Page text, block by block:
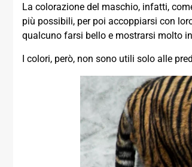
La colorazione del maschio, infatti,
più possibili, per poi accoppiarsi con
qualcuno farsi bello e mostrarsi molto
I colori, però, non sono utili solo alle